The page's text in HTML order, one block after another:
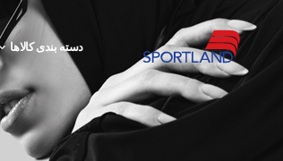
دسته بندی کالاها